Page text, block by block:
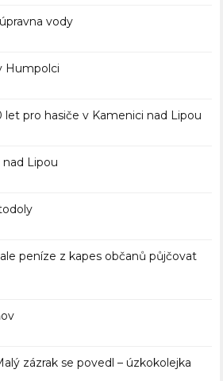
vody
Humpolci
let pro hasiče v Kamenici nad Lipou
Lipou
peníze z kapes občanů půjčovat
zázrak se povedl – úzkokolejka